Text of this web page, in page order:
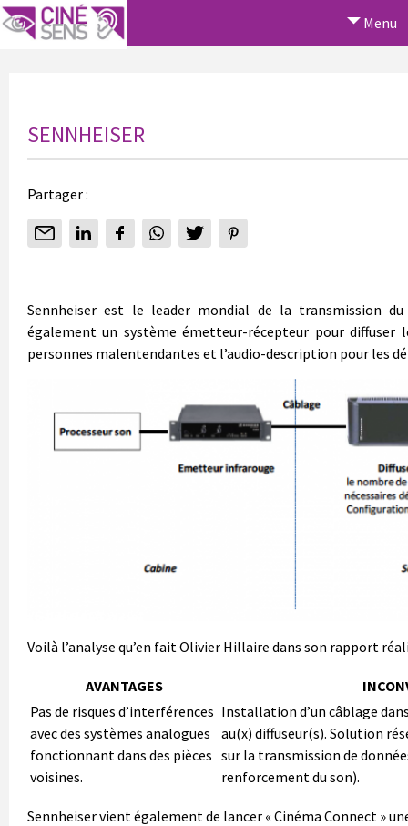
Menu
SENNHEISER
Partager :
Sennheiser est le leader mondial de la transmission
également un système émetteur-récepteur pour diffuser
personnes malentendantes et l’audio-description pour les
Voilà l’analyse qu’en fait Olivier Hillaire dans son rapport
AVANTAGES
Pas de risques d’interférences
avec des systèmes analogues
fonctionnant dans des pièces
voisines.
Installation d’un câblage
au(x) diffuseur(s). Solution
sur la transmission de
renforcement du son).
Sennheiser vient également de lancer « Cinéma Connect »